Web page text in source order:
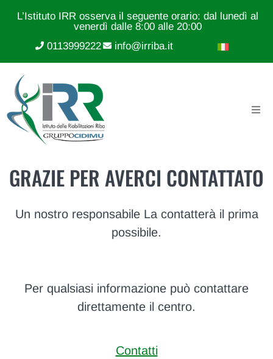
L’Istituto IRR osserva il seguente orario: dal lunedì al
venerdì dalle 8:00 alle 20:00
0113999222
info@irriba.it
GRAZIE PER AVERCI CONTATTATO
Un nostro responsabile La contatterà il prima
possibile.
Per qualsiasi informazione può contattare
direttamente il centro.
Contatti